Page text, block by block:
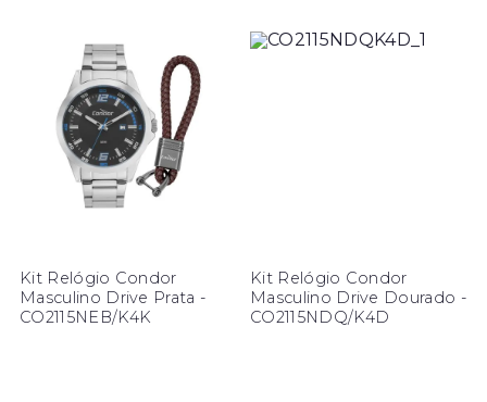
Kit Relógio Condor
Masculino Drive Prata -
CO2115NEB/K4K
Kit Relógio Condor
Masculino Drive Dourado -
CO2115NDQ/K4D